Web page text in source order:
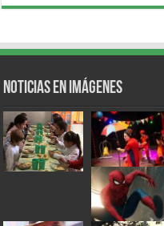
Noticias en Imágenes